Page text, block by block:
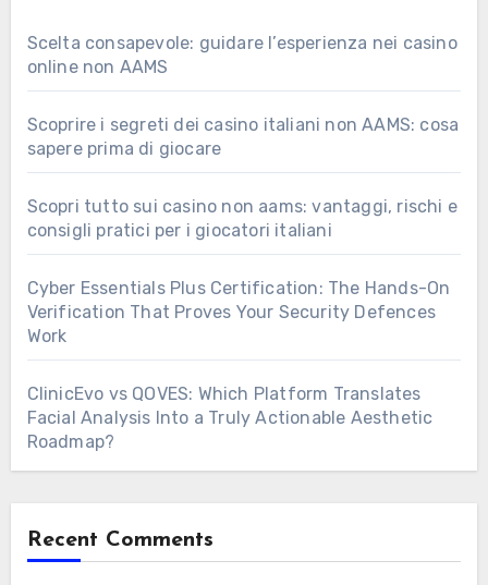
Scelta consapevole: guidare l’esperienza nei casino
online non AAMS
Scoprire i segreti dei casino italiani non AAMS: cosa
sapere prima di giocare
Scopri tutto sui casino non aams: vantaggi, rischi e
consigli pratici per i giocatori italiani
Cyber Essentials Plus Certification: The Hands-On
Verification That Proves Your Security Defences
Work
ClinicEvo vs QOVES: Which Platform Translates
Facial Analysis Into a Truly Actionable Aesthetic
Roadmap?
Recent Comments